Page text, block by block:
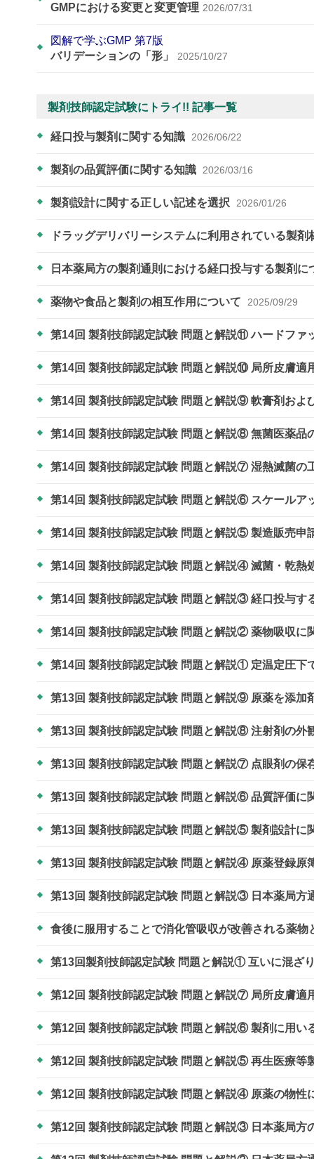
GMPにおける変更と変更管理 2026/07/31
図解で学ぶGMP 第7版
バリデーションの「形」
2025/10/27
製剤技師認定試験にトライ!! 記事一覧
経口投与製剤に関する知識 2026/06/22
製剤の品質評価に関する知識 2026/03/16
製剤設計に関する正しい記述を選択 2026/01/26
ドラッグデリバリーシステムに利用されている製
日本薬局方の製剤通則における経口投与する製剤
薬物や食品と製剤の相互作用について 2025/09/29
第14回 製剤技師認定試験 問題と解説⑪ ハードファ
第14回 製剤技師認定試験 問題と解説⑩ 局所皮膚
第14回 製剤技師認定試験 問題と解説⑨ 軟膏剤およ
第14回 製剤技師認定試験 問題と解説⑧ 無菌医薬品
第14回 製剤技師認定試験 問題と解説⑦ 湿熱滅菌の
第14回 製剤技師認定試験 問題と解説⑥ スケールア
第14回 製剤技師認定試験 問題と解説⑤ 製造販売申
第14回 製剤技師認定試験 問題と解説④ 滅菌・乾熱
第14回 製剤技師認定試験 問題と解説③ 経口投与す
第14回 製剤技師認定試験 問題と解説② 薬物吸収に
第14回 製剤技師認定試験 問題と解説① 定温定圧下
第13回 製剤技師認定試験 問題と解説⑨ 原薬を添
第13回 製剤技師認定試験 問題と解説⑧ 注射剤の外
第13回 製剤技師認定試験 問題と解説⑦ 点眼剤の保
第13回 製剤技師認定試験 問題と解説⑥ 品質評価に
第13回 製剤技師認定試験 問題と解説⑤ 製剤設計に
第13回 製剤技師認定試験 問題と解説④ 原薬登録原
第13回 製剤技師認定試験 問題と解説③ 日本薬局方
食後に服用することで消化管吸収が改善される薬物
第13回製剤技師認定試験 問題と解説① 互いに混ざ
第12回 製剤技師認定試験 問題と解説⑦ 局所皮膚適
第12回 製剤技師認定試験 問題と解説⑥ 製剤に用い
第12回 製剤技師認定試験 問題と解説⑤ 再生医療等
第12回 製剤技師認定試験 問題と解説④ 原薬の物性
第12回 製剤技師認定試験 問題と解説③ 日本薬局方